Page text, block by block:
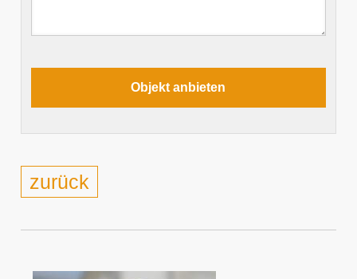
zurück